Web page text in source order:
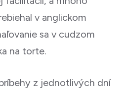
v anglickom
sa v cudzom
na torte.
z jednotlivých dní